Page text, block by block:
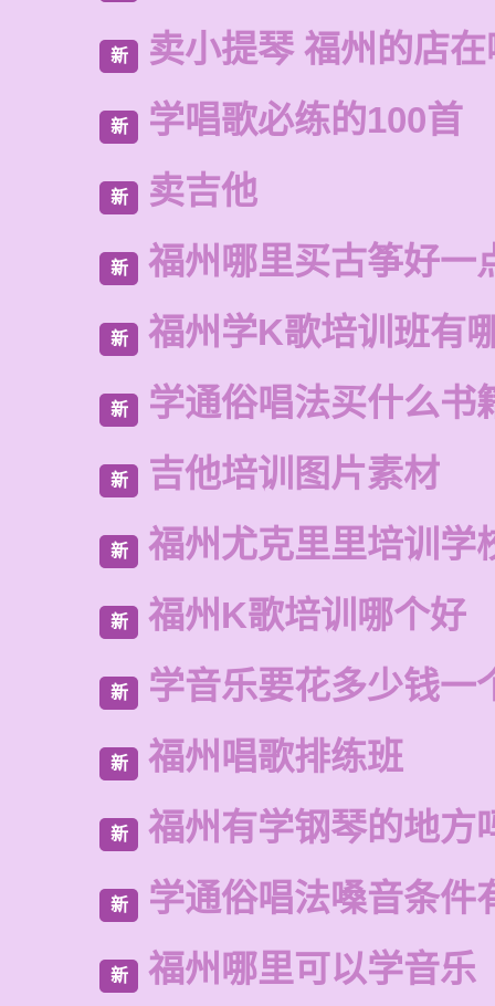
新 卖小提琴 福州的店
新 学唱歌必练的100首
新 卖吉他
新 福州哪里买古筝好一
新 福州学K歌培训班有
新 学通俗唱法买什么书
新 吉他培训图片素材
新 福州尤克里里培训学
新 福州K歌培训哪个好
新 学音乐要花多少钱一
新 福州唱歌排练班
新 福州有学钢琴的地方
新 学通俗唱法嗓音条件
新 福州哪里可以学音乐